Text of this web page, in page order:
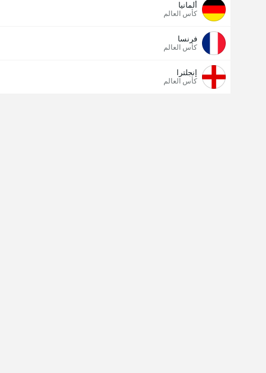
ألمانيا
كأس العالم
فرنسا
كأس العالم
إنجلترا
كأس العالم